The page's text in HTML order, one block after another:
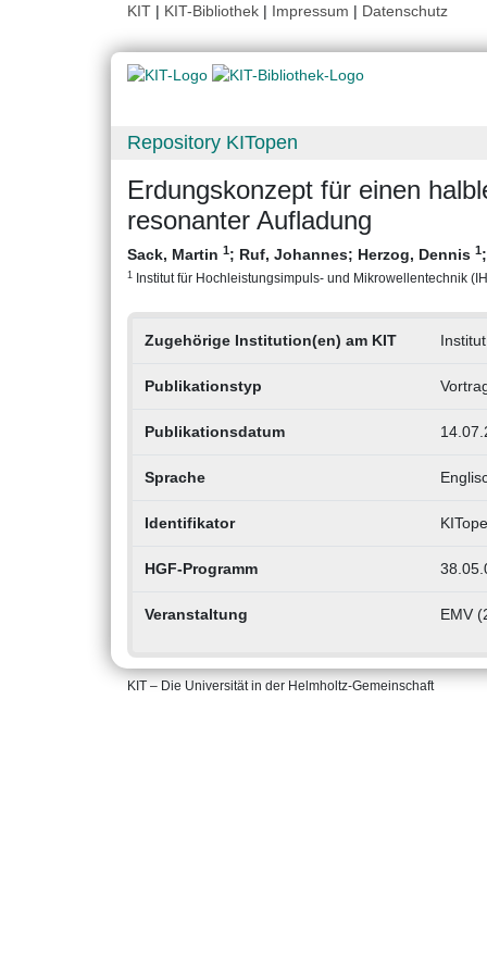
KIT | KIT-Bibliothek | Impressum | Datenschutz
Repository KITopen
Erdungskonzept für einen
resonanter Aufladung
Sack, Martin 1; Ruf, Johannes; Herzog, Dennis 1
1 Institut für Hochleistungsimpuls- und Mikrowellentechnik
Zugehörige Institution(en) am KIT
Publikationstyp
Publikationsdatum
Sprache
Identifikator
HGF-Programm
Veranstaltung EMV
KIT – Die Universität in der Helmholtz-Gemeinschaft